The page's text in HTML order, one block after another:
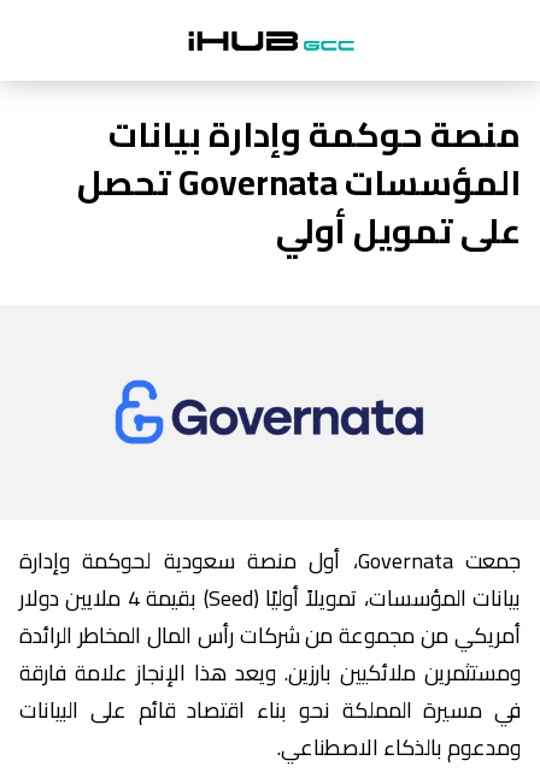
منصة حوكمة وإدارة بيانات
المؤسسات Governata تحصل
على تمويل أولي
جمعت Governata، أول منصة سعودية لحوكمة وإدارة
بيانات المؤسسات، تمويلاً أوليًا (Seed) بقيمة 4 ملايين دولار
أمريكي من مجموعة من شركات رأس المال المخاطر الرائدة
ومستثمرين ملائكيين بارزين. ويعد هذا الإنجاز علامة فارقة
في مسيرة المملكة نحو بناء اقتصاد قائم على البيانات
ومدعوم بالذكاء الاصطناعي.